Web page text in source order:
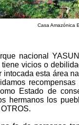
Casa Amazónica
nacional
vicios o
esta área
Estado de
hermanos los